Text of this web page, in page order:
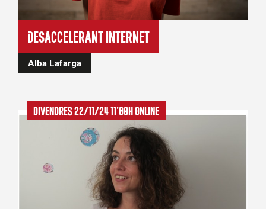
Desaccelerant internet
Alba Lafarga
Divendres 22/11/24 11'00h Online